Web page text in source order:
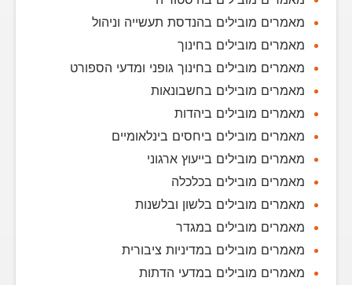
מאמרים מובילים בהנדסת תעשייה וניהול
מאמרים מובילים בחינוך
מאמרים מובילים בחינוך גופני ומדעי הספורט
מאמרים מובילים בחשבונאות
מאמרים מובילים ביהדות
מאמרים מובילים ביחסים בינלאומיים
מאמרים מובילים בייעוץ ארגוני
מאמרים מובילים בכלכלה
מאמרים מובילים בלשון ובלשנות
מאמרים מובילים במגדר
מאמרים מובילים במדיניות ציבורית
מאמרים מובילים במדעי הדתות